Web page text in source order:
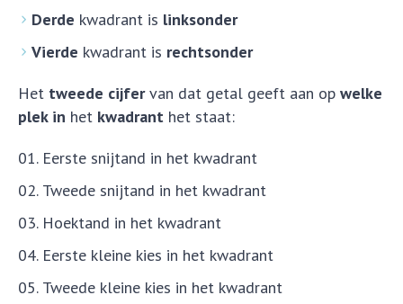
Derde kwadrant is linksonder
Vierde kwadrant is rechtsonder
Het tweede cijfervan dat getal geeft aan opwelke
plek in het kwadrant het staat:
Eerste snijtand in het kwadrant
Tweede snijtand in het kwadrant
Hoektand in het kwadrant
Eerste kleine kies in het kwadrant
Tweede kleine kies in het kwadrant